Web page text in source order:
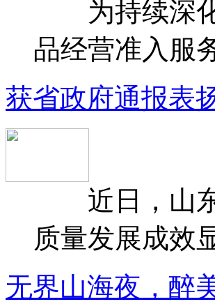
为持续深化
品经营准入服
获省政府通报表
近日，山东
质量发展成效
无界山海夜，醉